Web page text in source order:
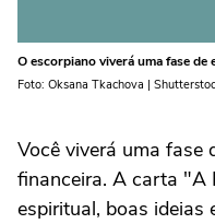
O escorpiano viverá uma fase de
Foto: Oksana Tkachova |
Você viverá uma fase
financeira. A carta "A
espiritual, boas ideias